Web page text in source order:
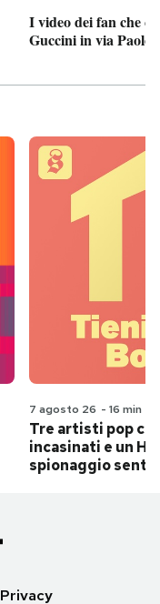
I video dei fan che
Guccini in via Paolo
7 agosto 26 - 16 min
Tre artisti pop
incasinati e un
spionaggio
Privacy